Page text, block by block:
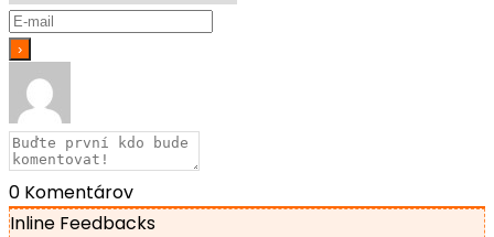
0 Komentárov
Inline Feedbacks